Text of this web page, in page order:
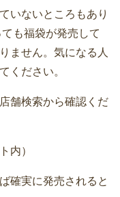
いないところもあり
も福袋が発売して
ません。気になる人
ください。
舗検索から確認くだ
内）
確実に発売されると